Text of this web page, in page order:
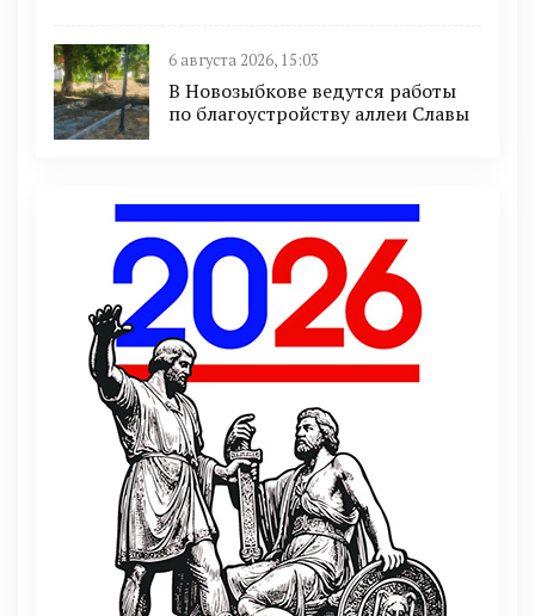
6 августа 2026, 15:03
В Новозыбкове ведутся работы
по благоустройству аллеи Славы